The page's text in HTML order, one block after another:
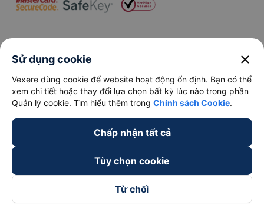
keyboard_arrow_down
Hỗ trợ
keyboard_arrow_down
Trở thành đối tác
Đối tác thanh toán
Sử dụng cookie close
Vexere dùng cookie để website hoạt động ổn định. Bạn có thể
xem chi tiết hoặc thay đổi lựa chọn bất kỳ lúc nào trong phần
Quản lý cookie. Tìm hiểu thêm trong Chính sách Cookie.
Chấp nhận tất cả
Tùy chọn cookie
Từ chối